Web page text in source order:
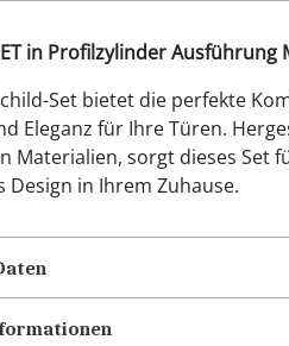
in Profilzylinder Ausführung
Set bietet die perfekte
Eleganz für Ihre Türen.
Materialien, sorgt dieses Set
Design in Ihrem Zuhause.